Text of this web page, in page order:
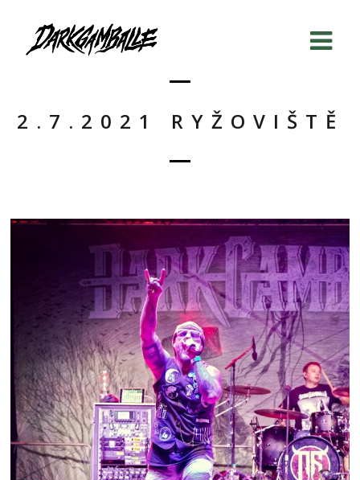
2.7.2021 RYŽOVIŠTĚ